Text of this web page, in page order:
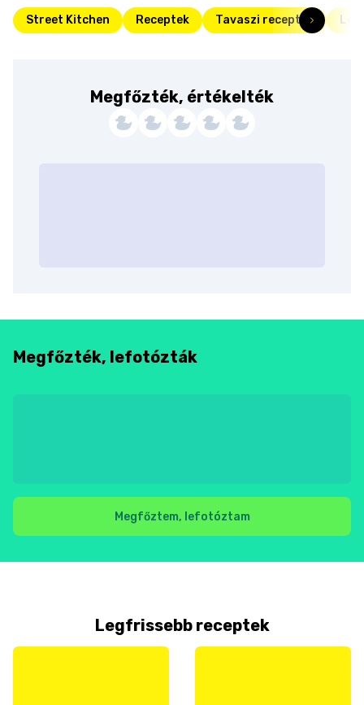
Street Kitchen Receptek Tavaszi receptek
Megfőzték, értékelték
Megfőzték, lefotózták
Megfőztem, lefotóztam
Legfrissebb receptek